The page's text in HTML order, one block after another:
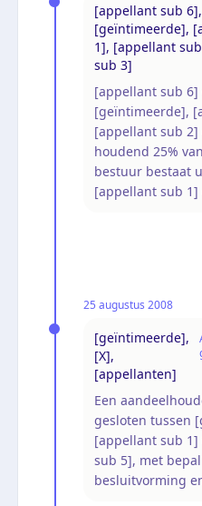
[appellant sub 6],
[geïntimeerde],
1], [appellant
sub 3]
[appellant sub
[geïntimeerde],
[appellant sub
houdend 25%
bestuur bestaat
[appellant sub
25 augustus 2008
[geïntimeerde],
[X],
[appellanten]
Een
gesloten tussen
[appellant sub
sub 5], met
besluitvorming